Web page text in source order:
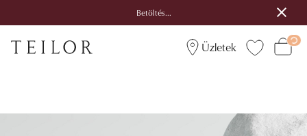
Betöltés...
Üzletek